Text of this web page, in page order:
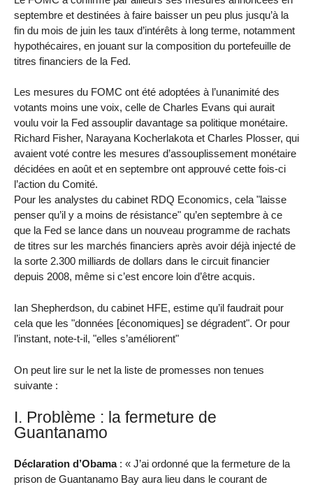
septembre et destinées à faire baisser un peu plus jusqu’à la
fin du mois de juin les taux d’intérêts à long terme, notamment
hypothécaires, en jouant sur la composition du portefeuille de
titres financiers de la Fed.
Les mesures du FOMC ont été adoptées à l’unanimité des
votants moins une voix, celle de Charles Evans qui aurait
voulu voir la Fed assouplir davantage sa politique monétaire.
Richard Fisher, Narayana Kocherlakota et Charles Plosser, qui
avaient voté contre les mesures d’assouplissement monétaire
décidées en août et en septembre ont approuvé cette fois-ci
l’action du Comité.
Pour les analystes du cabinet RDQ Economics, cela "laisse
penser qu’il y a moins de résistance" qu’en septembre à ce
que la Fed se lance dans un nouveau programme de rachats
de titres sur les marchés financiers après avoir déjà injecté de
la sorte 2.300 milliards de dollars dans le circuit financier
depuis 2008, même si c’est encore loin d’être acquis.
Ian Shepherdson, du cabinet HFE, estime qu’il faudrait pour
cela que les "données [économiques] se dégradent". Or pour
l’instant, note-t-il, "elles s’améliorent"
On peut lire sur le net la liste de promesses non tenues
suivante :
I. Problème : la fermeture de
Guantanamo
Déclaration d’Obama: « J’ai ordonné que la fermeture de la
prison de Guantanamo Bay aura lieu dans le courant de